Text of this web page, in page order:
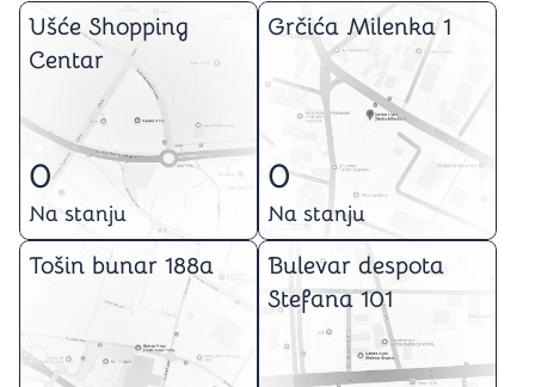
Ušće Shopping
Centar
0
Na stanju
Grčića Milenka 1
0
Na stanju
Tošin bunar 188a
Bulevar despota
Stefana 101